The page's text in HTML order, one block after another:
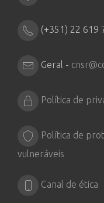
(+351) 22 619
Geral -
Política de
Política de
vulneráveis
Canal de ética